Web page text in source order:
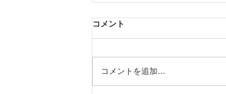
梅PLAN＊
コメント
コメントを追加…